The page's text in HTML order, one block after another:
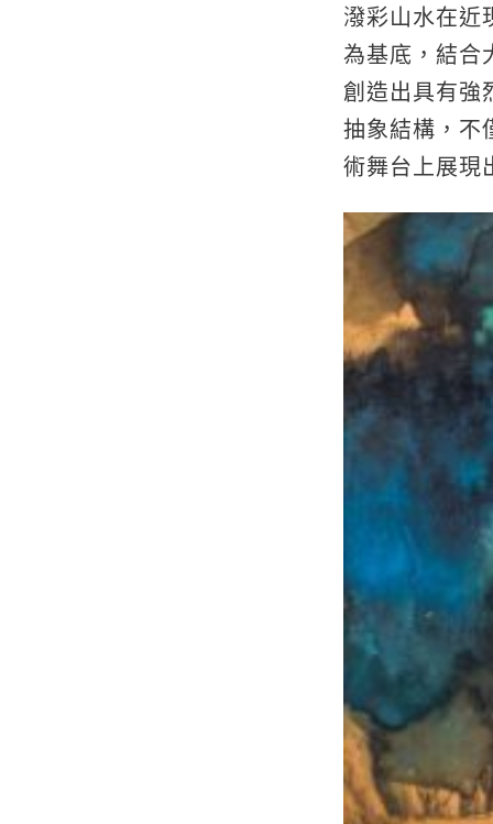
潑彩山水在近
為基底，結合
創造出具有強
抽象結構，不
術舞台上展現